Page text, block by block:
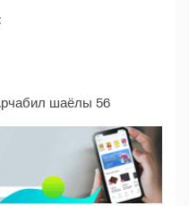
шаёлы 56